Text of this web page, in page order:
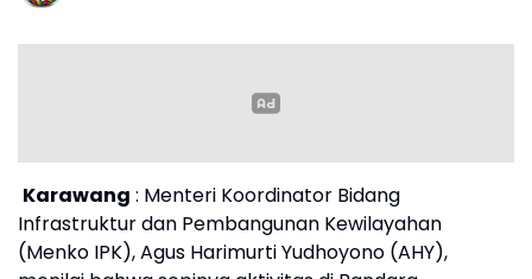
Karawang : Menteri Koordinator Bidang
Infrastruktur dan Pembangunan Kewilayahan
(Menko IPK), Agus Harimurti Yudhoyono (AHY),